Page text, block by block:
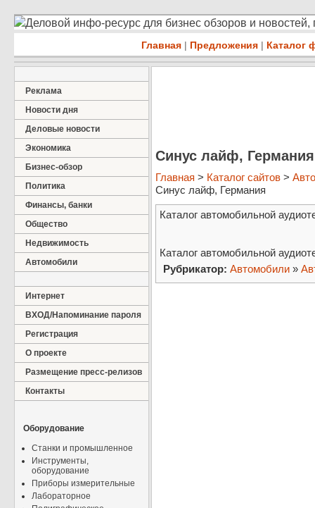
Деловой инфо-ресурс для бизнес обзоров и
Главная | Предложения | Каталог
Реклама
Новости дня
Деловые новости
Экономика
Бизнес-обзор
Политика
Финансы, банки
Общество
Недвижимость
Автомобили
Интернет
ВХОД/Напоминание пароля
Регистрация
О проекте
Размещение пресс-релизов
Контакты
Оборудование
Станки и промышленное
Инструменты,
оборудование
Приборы измерительные
Лабораторное
Синус лайф, Германия
Главная > Каталог сайтов >
Синус лайф, Германия
Каталог автомобильной
Каталог автомобильной
Рубрикатор: Автомобили »